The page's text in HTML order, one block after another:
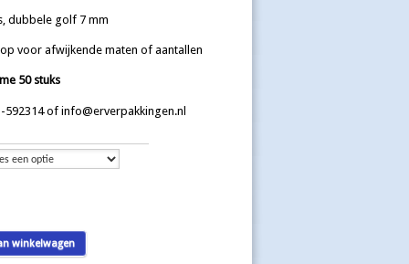
dubbele golf 7 mm
voor afwijkende maten of aantallen
50 stuks
592314 of info@erverpakkingen.nl
winkelwagen